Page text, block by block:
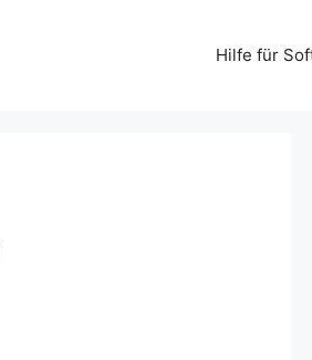
Hilfe für